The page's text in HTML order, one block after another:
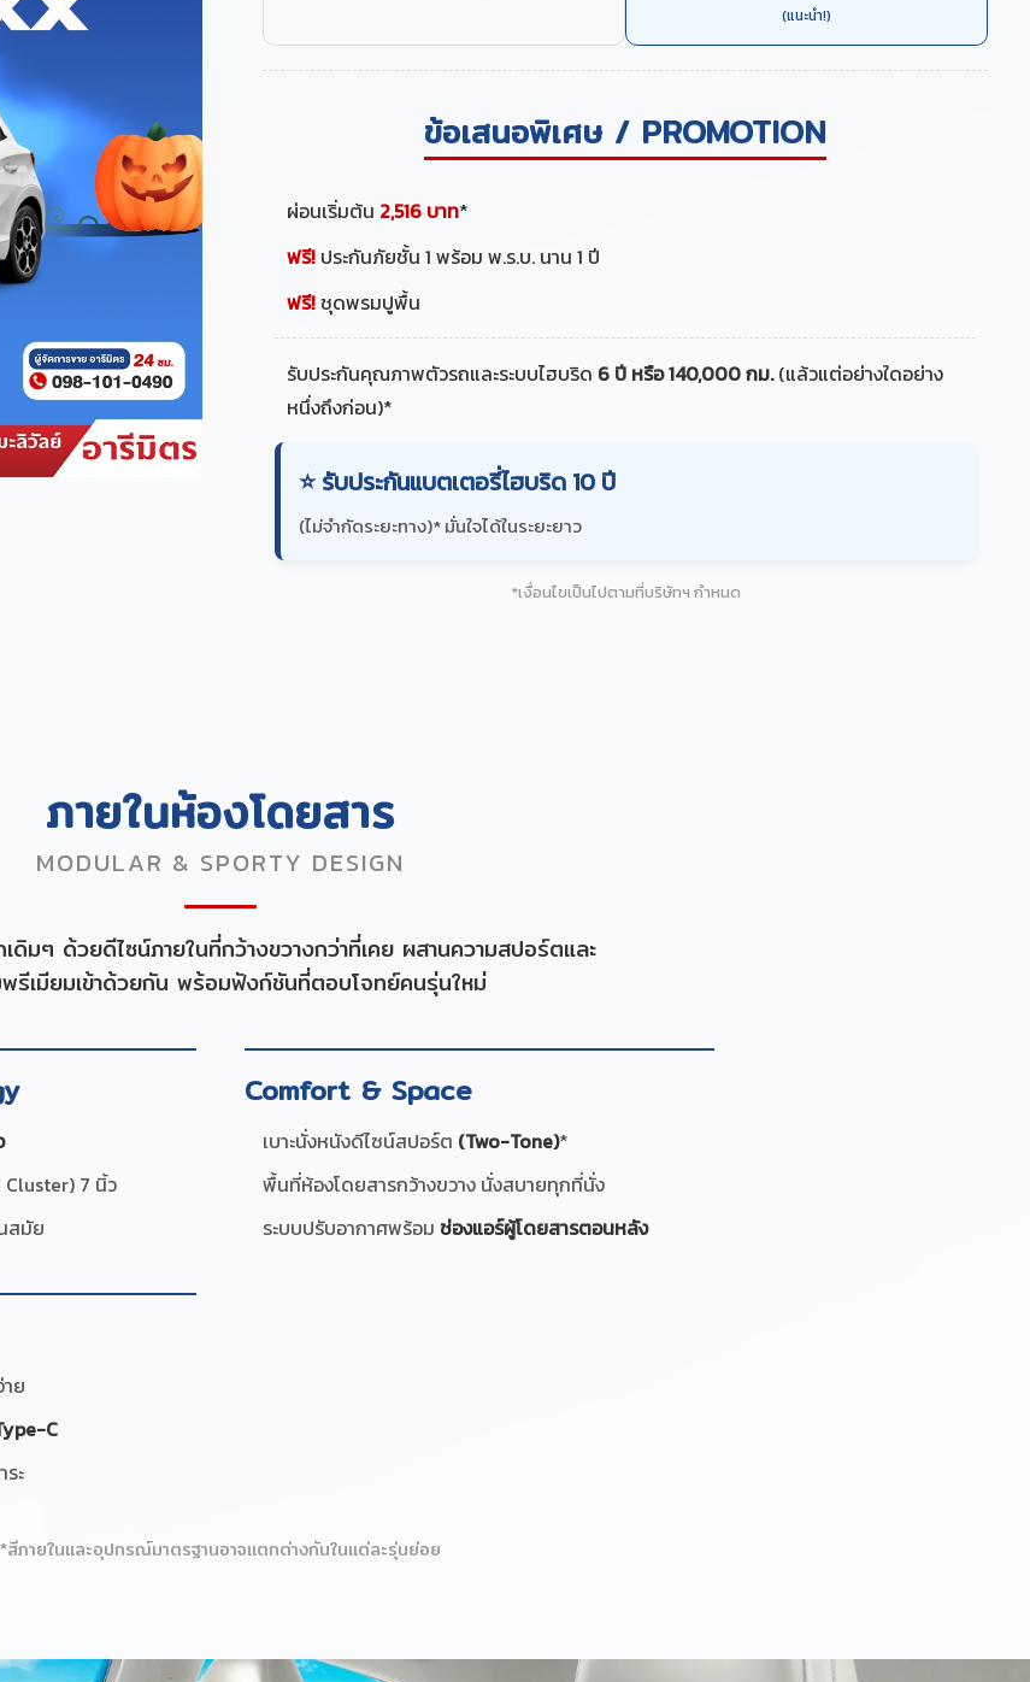
(แนะนำ!)
ข้อเสนอพิเศษ / PROMOTION
ผ่อนเริ่มต้น 2,516 บาท*
ฟรี! ประกันภัยชั้น 1 พร้อม พ.ร.บ. นาน 1 ปี
ฟรี! ชุดพรมปูพื้น
รับประกันคุณภาพตัวรถและระบบไฮบริด 6 ปี หรือ 140,000 กม.(แล้วแต่อย่างใดอย่าง
หนึ่งถึงก่อน)*
⭐ รับประกันแบตเตอรี่ไฮบริด 10 ปี
(ไม่จำกัดระยะทาง)* มั่นใจได้ในระยะยาว
*เงื่อนไขเป็นไปตามที่บริษัทฯ กำหนด
ภายในห้องโดยสาร
MODULAR & SPORTY DESIGN
ดิมๆ ด้วยดีไซน์ภายในที่กว้างขวางกว่าที่เคย ผสานความสปอร์ตและ
รีเมียมเข้าด้วยกัน พร้อมฟังก์ชันที่ตอบโจทย์คนรุ่นใหม่
7 นิ้ว
มัย
Comfort & Space
เบาะนั่งหนังดีไซน์สปอร์ต (Two-Tone)*
พื้นที่ห้องโดยสารกว้างขวาง นั่งสบายทุกที่นั่ง
ระบบปรับอากาศพร้อม ช่องแอร์ผู้โดยสารตอนหลัง
ย
C
ะ
*สีภายในและอุปกรณ์มาตรฐานอาจแตกต่างกันในแต่ละรุ่นย่อย